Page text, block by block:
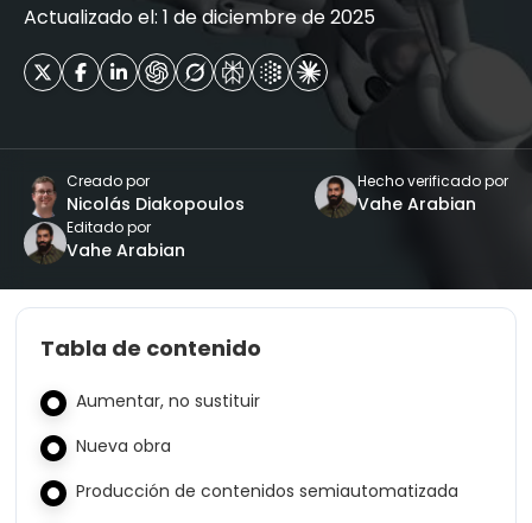
Actualizado el: 1 de diciembre de 2025
Creado por
Nicolás Diakopoulos
Hecho verificado por
Vahe Arabian
Editado por
Vahe Arabian
Tabla de contenido
Aumentar, no sustituir
Nueva obra
Producción de contenidos semiautomatizada